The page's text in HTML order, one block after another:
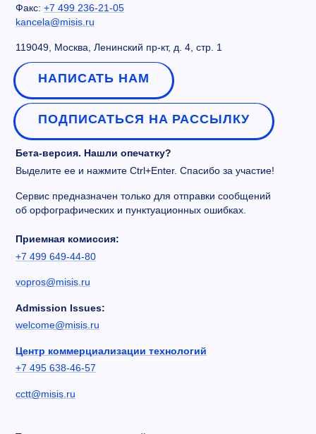
Факс: +7 499 236-21-05
kancela@misis.ru
119049, Москва, Ленинский пр-кт, д. 4, стр. 1
НАПИСАТЬ НАМ
ПОДПИСАТЬСЯ НА РАССЫЛКУ
Бета-версия. Нашли опечатку?
Выделите ее и нажмите Ctrl+Enter. Спасибо за участие!
Сервис предназначен только для отправки сообщений
об орфографических и пунктуационных ошибках.
Приемная комиссия:
+7 499 649-44-80
vopros@misis.ru
Admission Issues:
welcome@misis.ru
Центр коммерциализации технологий
+7 495 638-46-57
cctt@misis.ru